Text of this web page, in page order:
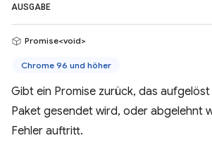
AUSGABE
Promise<void>
Chrome 96 und höher
Gibt ein Promise zurück, das
Paket gesendet wird, oder abgelehnt
Fehler auftritt.